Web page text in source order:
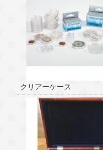
クリアーケース